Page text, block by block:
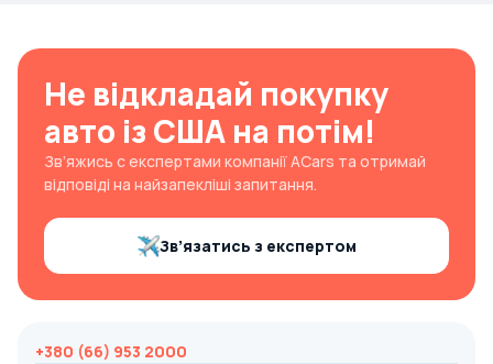
Не відкладай покупку
авто із США на потім!
Зв’яжись с експертами компанії ACars та отримай
відповіді на найзапекліші запитання.
Зв’язатись з експертом
+380 (66) 953 2000